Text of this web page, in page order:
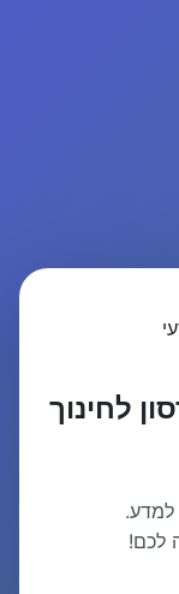
לחינוך
למדע.
לכם!